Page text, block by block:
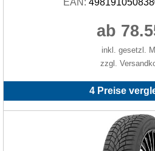
EAN:
ab
inkl. gesetzl.
zzgl.
4 Preise